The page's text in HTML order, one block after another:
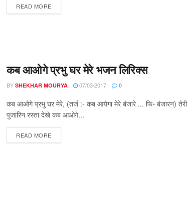
READ MOREDETAILS
कब आओगे प्रभु घर मेरे भजन लिरिक्स
BY SHEKHAR MOURYA 07/03/2017 0
कब आओगे प्रभु घर मेरे, (तर्ज :- कब आयेगा मेरे बंजारे ... फि॰ बंजारन) तेरी
पुजारिन रस्ता देखे कब आओगे...
READ MOREDETAILS